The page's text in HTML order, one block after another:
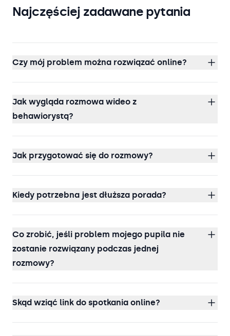
Najczęściej zadawane pytania
Czy mój problem można rozwiązać online?
Jak wygląda rozmowa wideo z
behawiorystą?
Jak przygotować się do rozmowy?
Kiedy potrzebna jest dłuższa porada?
Co zrobić, jeśli problem mojego pupila nie
zostanie rozwiązany podczas jednej
rozmowy?
Skąd wziąć link do spotkania online?